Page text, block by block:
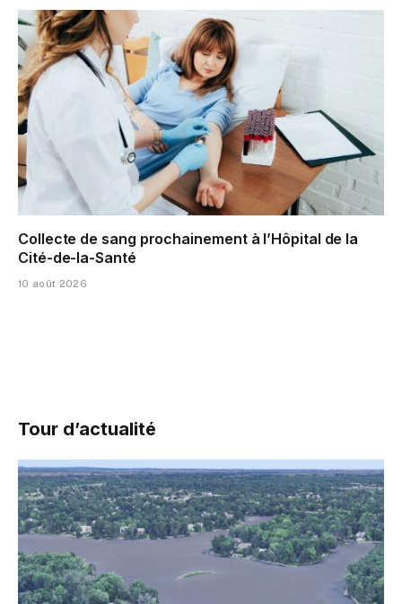
Collecte de sang prochainement à l’Hôpital de la
Cité-de-la-Santé
10 août 2026
Tour d’actualité